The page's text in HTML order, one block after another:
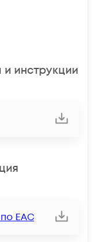
инструкции
ЕАС